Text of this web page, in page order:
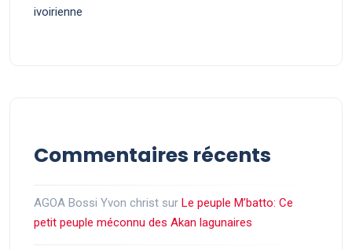
ivoirienne
Commentaires récents
AGOA Bossi Yvon christ sur Le peuple M’batto: Ce
petit peuple méconnu des Akan lagunaires